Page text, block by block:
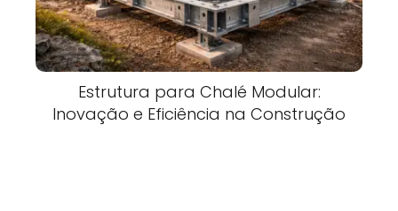
Estrutura para Chalé Modular:
Inovação e Eficiência na Construção